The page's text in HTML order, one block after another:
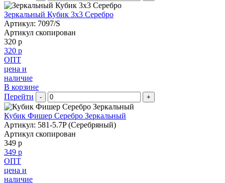
Зеркальный Кубик 3х3 Серебро
Артикул: 7097/S
Артикул скопирован
320 р
320 р
ОПТ
цена и
наличие
В корзине
Перейти
- +
Кубик Фишер Серебро Зеркальный
Артикул: 581-5.7P (Серебряный)
Артикул скопирован
349 р
349 р
ОПТ
цена и
наличие